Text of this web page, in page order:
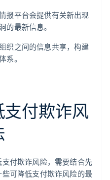
报平台会提供有关新出现
的最新信息。
织之间的信息共享，构建
系。
付欺诈风
付欺诈风险，需要结合先
可降低支付欺诈风险的最